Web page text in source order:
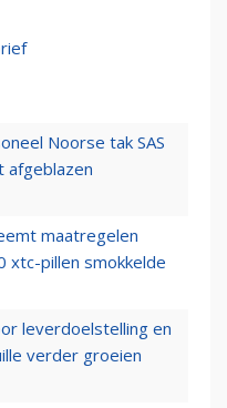
Noorse tak SAS
afgeblazen
maatregelen
xtc-pillen smokkelde
leverdoelstelling en
verder groeien